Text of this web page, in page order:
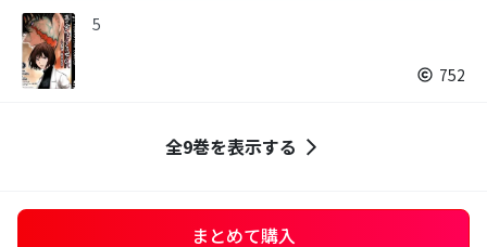
5
752
全9巻を表示する
まとめて購入